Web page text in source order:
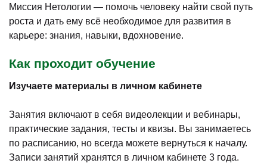
Миссия Нетологии — помочь человеку найти свой путь
роста и дать ему всё необходимое для развития в
карьере: знания, навыки, вдохновение.
Как проходит обучение
Изучаете материалы в личном кабинете
Занятия включают в себя видеолекции и вебинары,
практические задания, тесты и квизы. Вы занимаетесь
по расписанию, но всегда можете вернуться к началу.
Записи занятий хранятся в личном кабинете 3 года.